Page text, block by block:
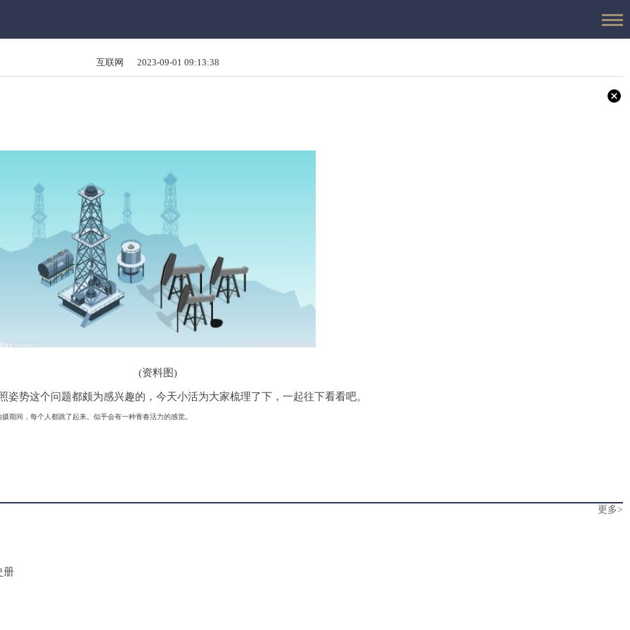
互联网 2023-09-01 09:13:38
(资料图)
势这个问题都颇为感兴趣的，今天小活为大家梳理了下，一起往下看看吧。
期间，每个人都跳了起来。似乎会有一种青春活力的感觉。
更多>
册